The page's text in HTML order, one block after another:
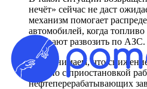
нечёт» сейчас не даст
механизм помогает
автомобилей, когда
успевают развозить по АЗС.
Мы понимаем, что
связано с приостановкой
нефтеперерабатывающих